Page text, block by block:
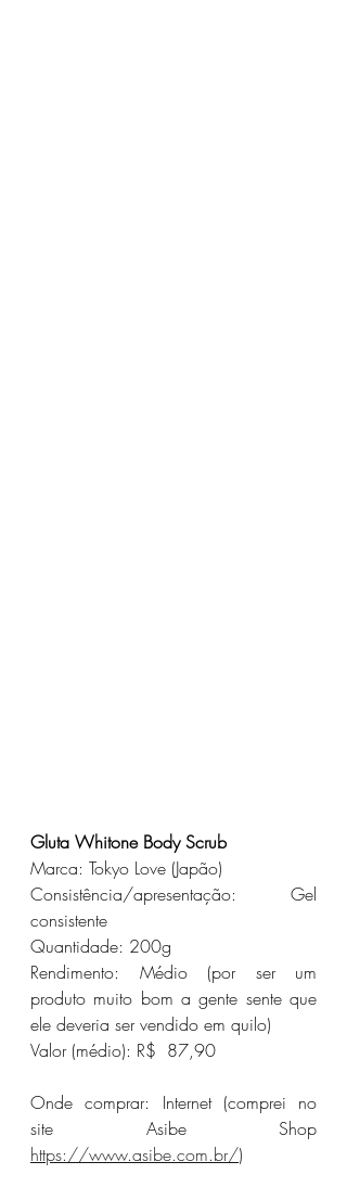
Gluta Whitone Body Scrub
Marca: Tokyo Love (Japão)
Consistência/apresentação: Gel
consistente
Quantidade: 200g
Rendimento: Médio (por ser um
produto muito bom a gente sente que
ele deveria ser vendido em quilo)
Valor (médio): R$  87,90
Onde comprar: Internet (comprei no
https://www.asibe.com.br/)